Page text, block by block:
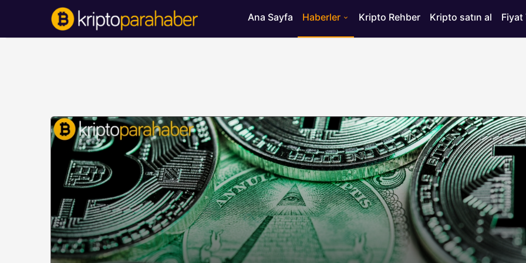
Ana Sayfa Haberler Kripto Rehber Kripto satın al Fiyat
BITCOIN HABERLERI HABERLER